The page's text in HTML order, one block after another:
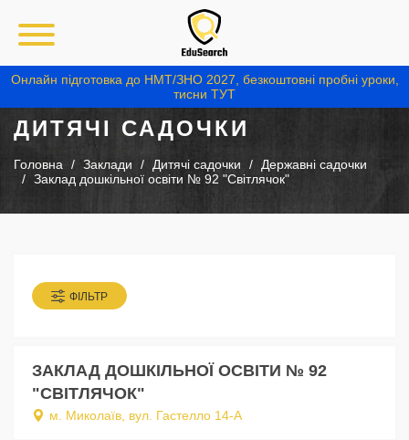
Онлайн підготовка до НМТ/ЗНО 2027, безкоштовні пробні уроки,
тисни ТУТ
ДИТЯЧІ САДОЧКИ
Головна Заклади Дитячі садочки
Державні садочки
Заклад дошкільної освіти № 92 "Світлячок"
ФІЛЬТР
ЗАКЛАД ДОШКІЛЬНОЇ ОСВІТИ № 92
"СВІТЛЯЧОК"
м. Миколаїв, вул. Гастелло 14-А